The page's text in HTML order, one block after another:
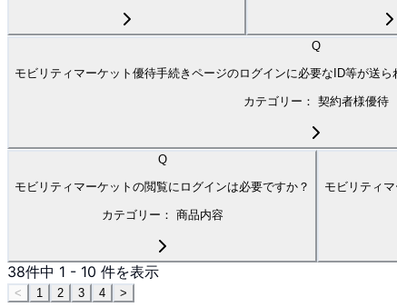
Q
モビリティマーケット優待手続きページのログインに必要なID等が送
カテゴリー： 契約者様優待
Q
モビリティマーケットの閲覧にログインは必要ですか？
カテゴリー： 商品内容
モビリティ
38件中 1 - 10 件を表示
< 1 2 3 4 >